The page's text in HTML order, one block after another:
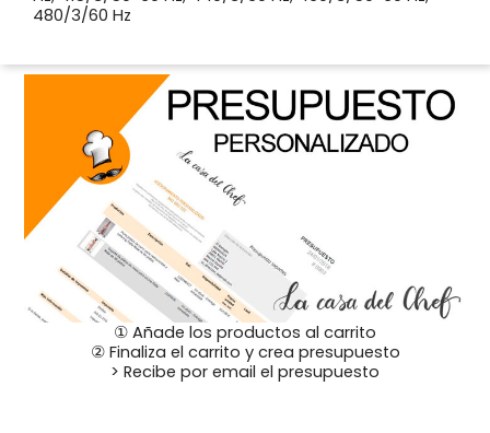
480/3/60 Hz
① Añade los productos al carrito
② Finaliza el carrito y crea presupuesto
> Recibe por email el presupuesto